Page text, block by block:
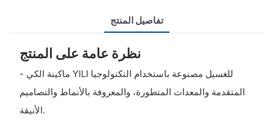
تفاصيل المنتج
نظرة عامة على المنتج
- ماكينة الكي YILI للغسيل مصنوعة باستخدام التكنولوجيا
المتقدمة والمعدات المتطورة، والمعروفة بالأنماط والتصاميم
الأنيقة.